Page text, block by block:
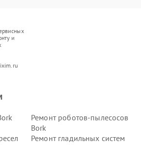
и
Ремонт роботов-пылесосов
Bork
Ремонт гладильных систем